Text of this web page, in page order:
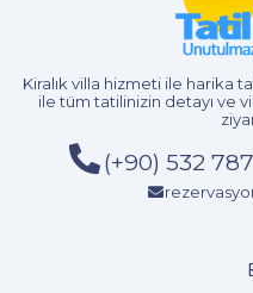
Kiralık villa hizmetiile harika
ile tüm tatilinizin detayı ve
(+90) 532